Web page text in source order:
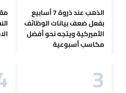
الذهب عند ذروة 7 أسابيع
بفعل ضعف بيانات الوظائف
الأميركية ويتجه نحو أفضل
مكاسب أسبوعية